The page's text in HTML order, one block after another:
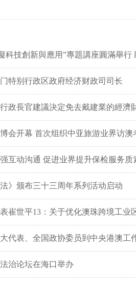
科技創新與應用”專題講座圓滿舉行
特别行政区政府经济财政司司长
政長官建議決定免去戴建業的經濟
会开幕 首次组织中亚旅游业界访澳
互动沟通 促进业界提升保检服务质
》颁布三十三周年系列活动启动
崔世平13：关于优化澳珠跨境工业
代表、全国政协委员到中央港澳工
治论坛在海口举办